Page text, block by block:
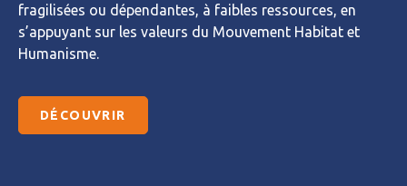
fragilisées ou dépendantes, à faibles ressources, en
s’appuyant sur les valeurs du Mouvement Habitat et
Humanisme.
DÉCOUVRIR